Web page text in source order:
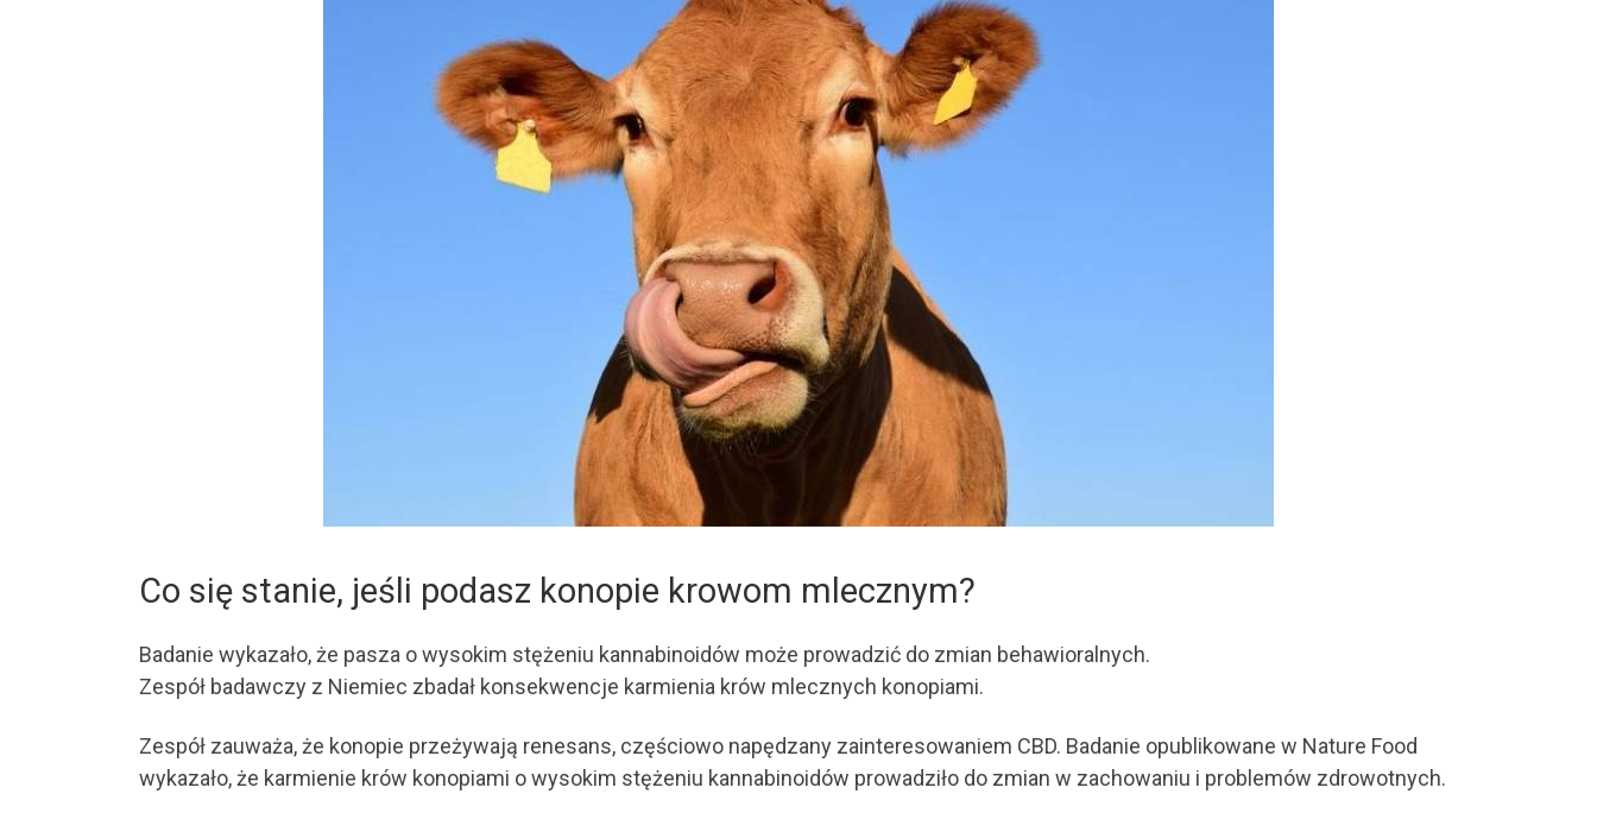
Co się stanie, jeśli podasz konopie krowom mlecznym?
Badanie wykazało, że pasza o wysokim stężeniu kannabinoidów może prowadzić do zmian behawioralnych.
Zespół badawczy z Niemiec zbadał konsekwencje karmienia krów mlecznych konopiami.
Zespół zauważa, że ​​konopie przeżywają renesans, częściowo napędzany zainteresowaniem CBD. Badanie opublikowane w Nature Food
wykazało, że karmienie krów konopiami o wysokim stężeniu kannabinoidów prowadziło do zmian w zachowaniu i problemów zdrowotnych.